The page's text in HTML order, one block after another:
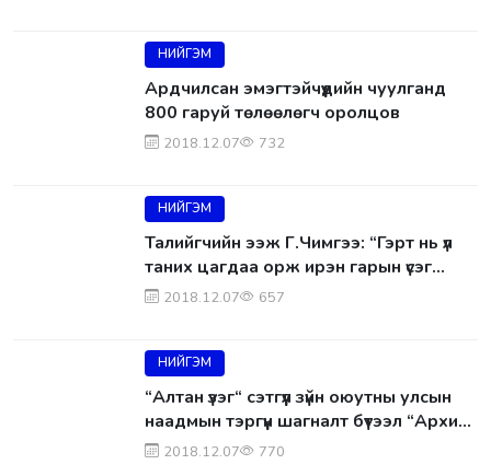
НИЙГЭМ
Ардчилсан эмэгтэйчүүдийн чуулганд
800 гаруй төлөөлөгч оролцов
2018.12.07 732
НИЙГЭМ
Талийгчийн ээж Г.Чимгээ: “Гэрт нь үл
таних цагдаа орж ирэн гарын үсэг
зурахыг тулгасан“ гэжээ
2018.12.07 657
НИЙГЭМ
“Алтан үзэг“ сэтгүүл зүйн оюутны улсын
наадмын тэргүүн шагналт бүтээл “Архи
уудаг аавыгаа үзэн яддаг байсан юм
2018.12.07 770